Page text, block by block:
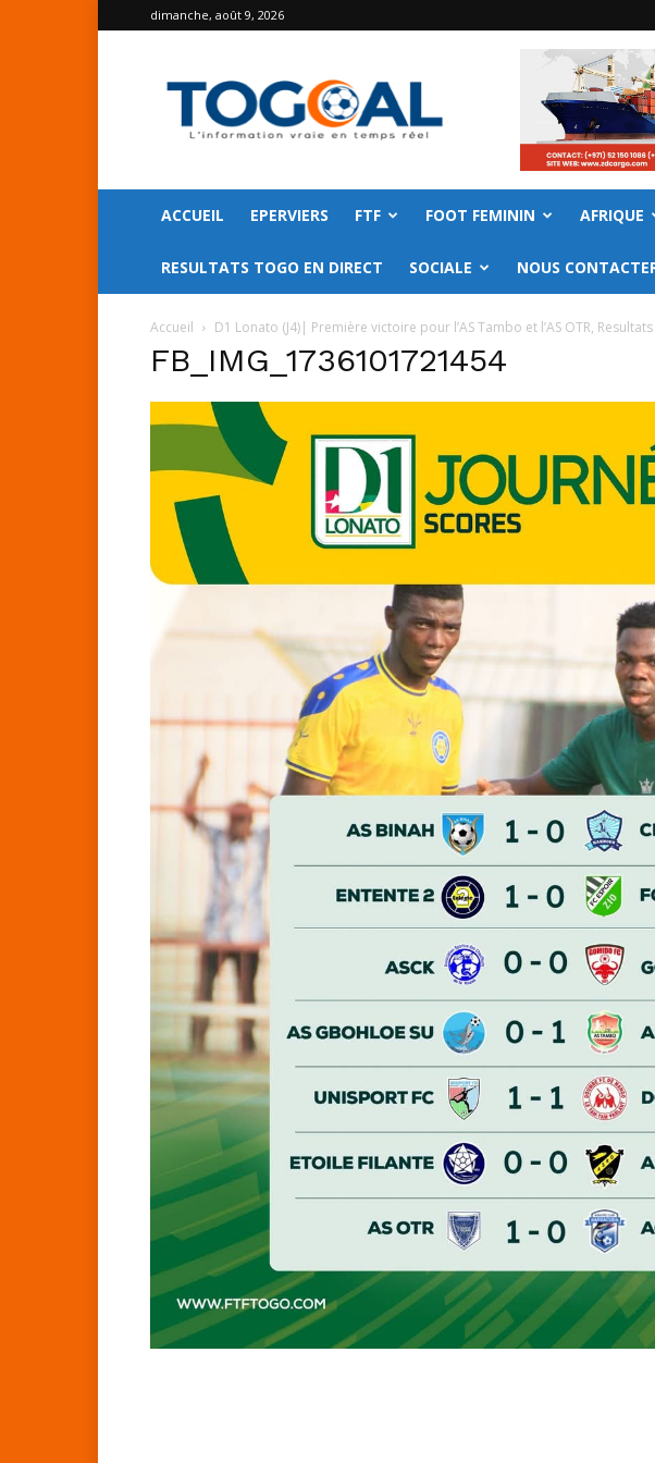
dimanche, août 9, 2026
GOAL
ACCUEIL EPERVIERS FTF FOOT FEMININ AFRIQUE
RESULTATS TOGO EN DIRECT SOCIALE NOUS
Accueil D1 Lonato (J4)| Première victoire pour l’AS Tambo et l’AS OTR,
FB_IMG_1736101721454